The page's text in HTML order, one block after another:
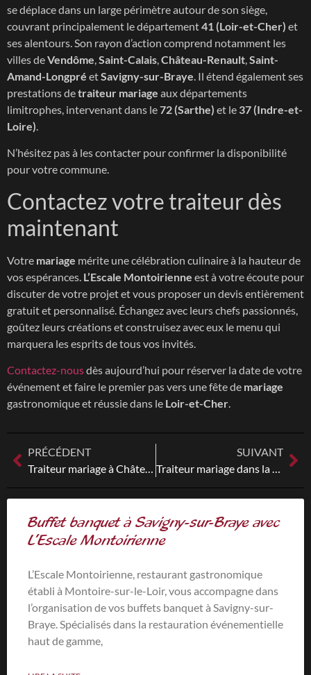
se déplace dans un large périmètre autour de son siège,
couvrant principalement le département41 (Loir-et-Cher) et
ses alentours. Son rayon d’action comprend notamment les
villes deVendôme,Saint-Calais,Château-Renault,Saint-
Amand-Longpré etSavigny-sur-Braye. Il étend également ses
prestations detraiteur mariage aux départements
limitrophes, intervenant dans le72 (Sarthe) et le 37 (Indre-et-
Loire).
N’hésitez pas à les contacter pour confirmer la disponibilité
pour votre commune.
Contactez votre traiteur dès
maintenant
Votre mariage mérite une célébration culinaire à la hauteur de
vos espérances. L’Escale Montoirienne est à votre écoute pour
discuter de votre projet et vous proposer un devis entièrement
gratuit et personnalisé. Échangez avec leurs chefs passionnés,
goûtez leurs créations et construisez avec eux le menu qui
marquera les esprits de tous vos invités.
Contactez-nousdès aujourd’hui pour réserver la date de votre
événement et faire le premier pas vers une fête de mariage
gastronomique et réussie dans le Loir-et-Cher.
PRÉCÉDENT
SUIVANT
Buffet banquet à Savigny-sur-Braye avec
L’Escale Montoirienne
L’Escale Montoirienne, restaurant gastronomique
établi à Montoire-sur-le-Loir, vous accompagne dans
l’organisation de vos buffets banquet à Savigny-sur-
Braye. Spécialisés dans la restauration événementielle
haut de gamme,